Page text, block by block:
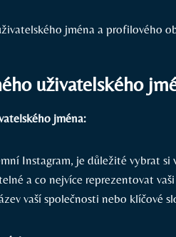
uživatelského
jména:
Instagram, je důležité vybrat
a co nejvíce reprezentovat
vaší společnosti nebo klíčové